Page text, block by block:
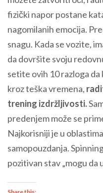
fizički napor postane
nagomilanih emocija.
snagu. Kada se vozite,
da dovršite svoju
setite ovih 10 razloga
kroz teška vremena,
trening izdržljivosti.
predenjem može se
Najkorisniji je u
samopouzdanja.
pozitivan stav „mogu da